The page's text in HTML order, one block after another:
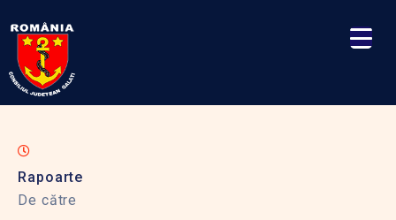
Rapoarte
De către